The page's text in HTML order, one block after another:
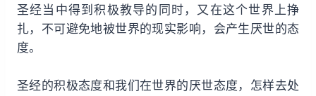
圣经当中得到积极教导的同时，又在这个世界上挣
扎，不可避免地被世界的现实影响，会产生厌世的态
度。
圣经的积极态度和我们在世界的厌世态度，怎样去处